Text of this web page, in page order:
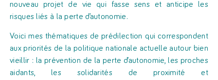
nouveau projet de vie qui fasse sens et anticipe les
risques liés à la perte d’autonomie.
Voici mes thématiques de prédilection qui correspondent
aux priorités de la politique nationale actuelle autour bien
vieillir : la prévention de la perte d’autonomie, les proches
aidants, les solidarités de proximité et